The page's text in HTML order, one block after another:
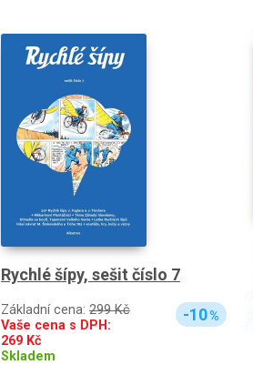
Rychlé šípy, sešit číslo 7
Základní cena: 299 Kč
Vaše cena s DPH:
269 Kč
Skladem
-10%